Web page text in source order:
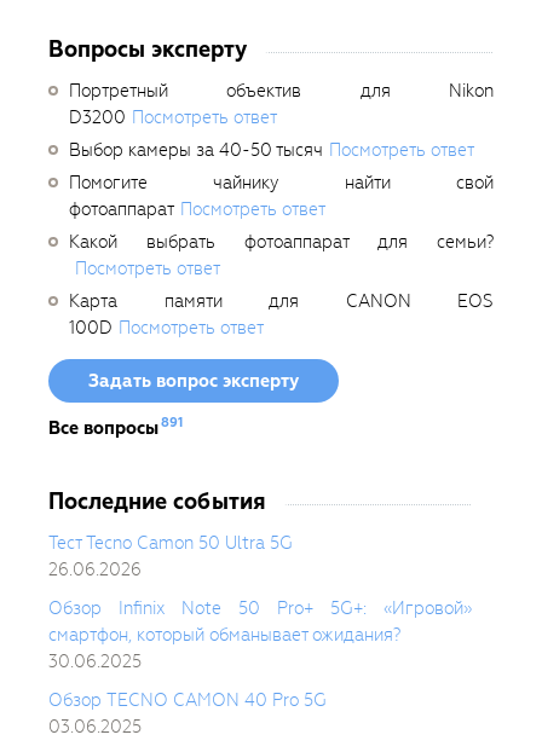
Вопросы эксперту
Портретный объектив для Nikon
D3200 Посмотреть ответ
Выбор камеры за 40-50 тысяч Посмотреть ответ
Помогите чайнику найти свой
фотоаппарат Посмотреть ответ
Какой выбрать фотоаппарат для семьи?
Посмотреть ответ
Карта памяти для CANON EOS
100D Посмотреть ответ
Задать вопрос эксперту
Все вопросы891
Последние события
Тест Tecno Camon 50 Ultra 5G
26.06.2026
Обзор Infinix Note 50 Pro+ 5G+: «Игровой»
смартфон, который обманывает ожидания?
30.06.2025
Обзор TECNO CAMON 40 Pro 5G
03.06.2025